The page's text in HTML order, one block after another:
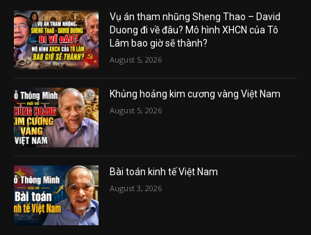
Vụ án tham nhũng Sheng Thao – David
Duong đi về đâu? Mô hình XHCN của Tô
Lâm bao giờ sẽ thành?
August 5, 2026
Khủng hoảng kim cương vàng Việt Nam
August 5, 2026
Bài toán kinh tế Việt Nam
August 3, 2026